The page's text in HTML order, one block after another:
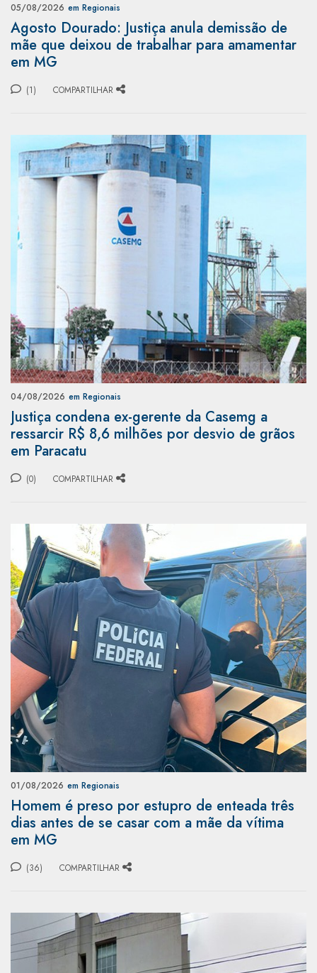
05/08/2026 em Regionais
Agosto Dourado: Justiça anula demissão de
mãe que deixou de trabalhar para amamentar
em MG
(1) COMPARTILHAR
04/08/2026 em Regionais
Justiça condena ex-gerente da Casemg a
ressarcir R$ 8,6 milhões por desvio de grãos
em Paracatu
(0) COMPARTILHAR
01/08/2026 em Regionais
Homem é preso por estupro de enteada três
dias antes de se casar com a mãe da vítima
em MG
(36) COMPARTILHAR